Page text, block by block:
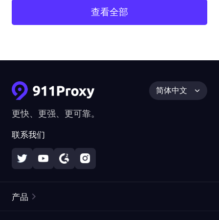
查看全部
更快、更强、更可靠。
联系我们
简体中文
产品